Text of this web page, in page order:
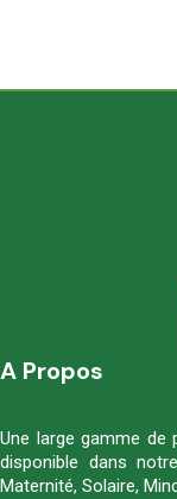
A Propos
Une large gamme de
disponible dans
Maternité, Solaire,